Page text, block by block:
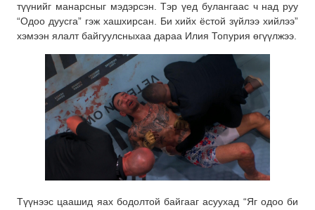
түүнийг манарсныг мэдэрсэн. Тэр үед булангаас ч над руу
“Одоо дуусга” гэж хашхирсан. Би хийх ёстой зүйлээ хийлээ”
хэмээн ялалт байгуулсныхаа дараа Илия Топурия өгүүлжээ.
Түүнээс цаашид яах бодолтой байгааг асуухад “Яг одоо би